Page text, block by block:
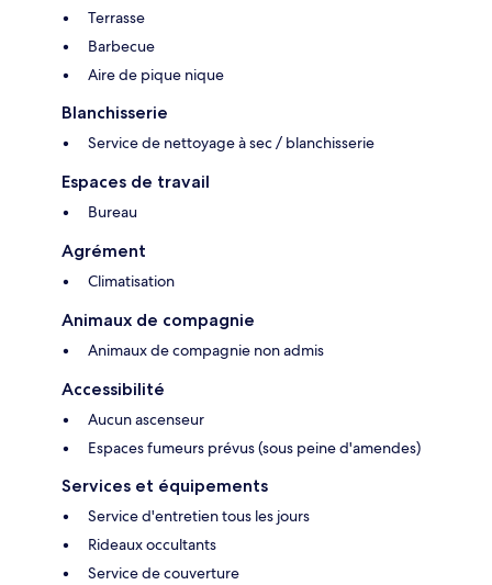
Terrasse
Barbecue
Aire de pique nique
Blanchisserie
Service de nettoyage à sec / blanchisserie
Espaces de travail
Bureau
Agrément
Climatisation
Animaux de compagnie
Animaux de compagnie non admis
Accessibilité
Aucun ascenseur
Espaces fumeurs prévus (sous peine d'amendes)
Services et équipements
Service d'entretien tous les jours
Rideaux occultants
Service de couverture